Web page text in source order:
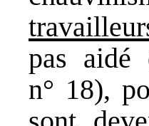
pas aidé
n° 18),